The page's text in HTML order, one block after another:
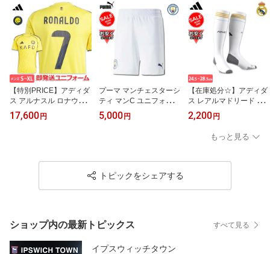
【特別PRICE】アディダ
ス アルナスル ロナウド 2
5/26 2025 2026 ユニフ
ォーム ホーム 半袖 adida
17,600 円
プーマ マンチェスターシ
ティ マンC ユニフォーム
パンツ ショーツ ホーム 2
2/23 PUMA 正規品 即発
5,000 円
【在庫処分☆】アディダ
ス レアルマドリード ユ
ニフォーム ソックス ホ
ーム 23/24 2023 2024 a
didas 正規品 即発送対応
2,200 円
もっと見る
トピックをシェアする
ショップ内の最新トピックス すべて見る
イプスウィッチタウン